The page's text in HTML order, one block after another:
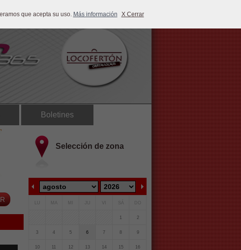
que acepta su uso. Más información X Cerrar
Boletines
Selección de zona
MA VI SÁ DO
1 2
3 4 5 6 7 8 9
10 11 12 13 14 15 16